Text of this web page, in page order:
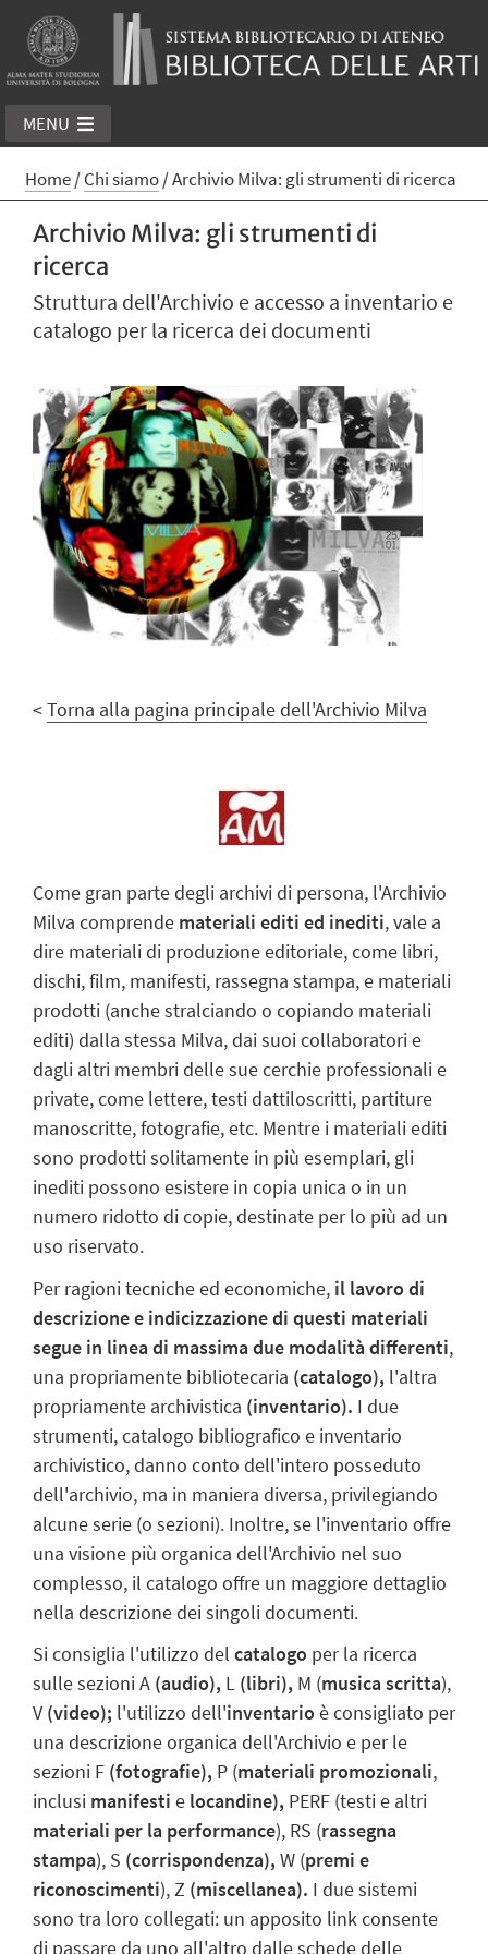
MENU
Home/Chi siamo/Archivio Milva: gli strumenti di ricerca
Archivio Milva: gli strumenti di
ricerca
Struttura dell'Archivio e accesso a inventario e
catalogo per la ricerca dei documenti
<Torna alla pagina principale dell'Archivio Milva
Come gran parte degli archivi di persona, l'Archivio
Milva comprende materiali editi ed inediti, vale a
dire materiali di produzione editoriale, come libri,
dischi, film, manifesti, rassegna stampa, e materiali
prodotti (anche stralciando o copiando materiali
editi) dalla stessa Milva, dai suoi collaboratori e
dagli altri membri delle sue cerchie professionali e
private, come lettere, testi dattiloscritti, partiture
manoscritte, fotografie, etc. Mentre i materiali editi
sono prodotti solitamente in più esemplari, gli
inediti possono esistere in copia unica o in un
numero ridotto di copie, destinate per lo più ad un
uso riservato.
Per ragioni tecniche ed economiche, il lavoro di
descrizione e indicizzazione di questi materiali
segue in linea di massima due modalità differenti,
una propriamente bibliotecaria (catalogo), l'altra
propriamente archivistica (inventario). I due
strumenti, catalogo bibliografico e inventario
archivistico, danno conto dell'intero posseduto
dell'archivio, ma in maniera diversa, privilegiando
alcune serie (o sezioni). Inoltre, se l'inventario offre
una visione più organica dell'Archivio nel suo
complesso, il catalogo offre un maggiore dettaglio
nella descrizione dei singoli documenti.
Si consiglia l'utilizzo del catalogo per la ricerca
sulle sezioni A (audio), L (libri), M (musica scritta),
V (video); l'utilizzo dell'inventarioè consigliato per
una descrizione organica dell'Archivio e per le
sezioni F (fotografie), P (materiali promozionali,
inclusi manifesti e locandine), PERF (testi e altri
materiali per la performance), RS (rassegna
stampa), S (corrispondenza), W (premi e
riconoscimenti), Z (miscellanea). I due sistemi
sono tra loro collegati: un apposito link consente
di passare da uno all'altro dalle schede delle